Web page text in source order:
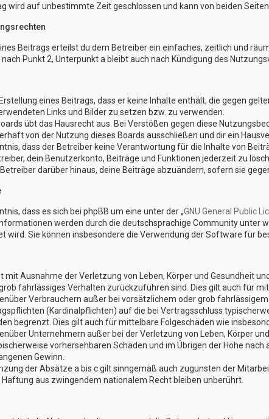
wird auf unbestimmte Zeit geschlossen und kann von beiden
Beitrags erteilst du dem Betreiber ein einfaches, zeitlich und
Punkt 2, Unterpunkt a bleibt auch nach Kündigung des
eines Beitrags, dass er keine Inhalte enthält, die gegen
Links und Bilder zu setzen bzw. zu verwenden.
übt das Hausrecht aus. Bei Verstößen gegen diese
von der Nutzung dieses Boards ausschließen und dir ein
dass der Betreiber keine Verantwortung für die Inhalte von
dein Benutzerkonto, Beiträge und Funktionen jederzeit zu
darüber hinaus, deine Beiträge abzuändern, sofern sie
dass es sich bei phpBB um eine unter der „GNU General Public
werden durch die deutschsprachige Community unter
wird. Sie können insbesondere die Verwendung der Software für
mit Ausnahme der Verletzung von Leben, Körper und Gesundheit
fahrlässiges Verhalten zurückzuführen sind. Dies gilt auch für
Verbrauchern außer bei vorsätzlichem oder grob
(Kardinalpflichten) auf die bei Vertragsschluss
begrenzt. Dies gilt auch für mittelbare Folgeschäden wie
Unternehmern außer bei der Verletzung von Leben, Körper
vorhersehbaren Schäden und im Übrigen der Höhe
Gewinn.
der Absätze a bis c gilt sinngemäß auch zugunsten der
aus zwingendem nationalem Recht bleiben unberührt.